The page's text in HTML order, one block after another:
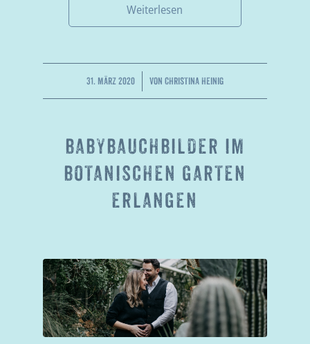
Weiterlesen
31. MÄRZ 2020
/ VON CHRISTINA HEINIG
BABYBAUCHBILDER IM
BOTANISCHEN GARTEN
ERLANGEN